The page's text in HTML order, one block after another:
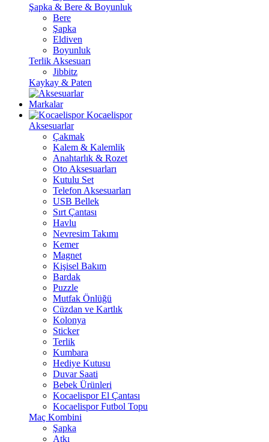
Şapka & Bere & Boyunluk
Bere
Şapka
Eldiven
Boyunluk
Terlik Aksesuarı
Jibbitz
Kaykay & Paten
Markalar
Kocaelispor
Aksesuarlar
Çakmak
Kalem & Kalemlik
Anahtarlık & Rozet
Oto Aksesuarları
Kutulu Set
Telefon Aksesuarları
USB Bellek
Sırt Çantası
Havlu
Nevresim Takımı
Kemer
Magnet
Kişisel Bakım
Bardak
Puzzle
Mutfak Önlüğü
Cüzdan ve Kartlık
Kolonya
Sticker
Terlik
Kumbara
Hediye Kutusu
Duvar Saati
Bebek Ürünleri
Kocaelispor El Çantası
Kocaelispor Futbol Topu
Maç Kombini
Şapka
Atkı